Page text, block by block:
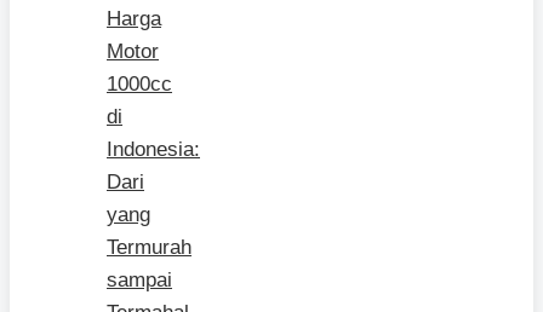
Harga
Motor
1000cc
di
Indonesia:
Dari
yang
Termurah
sampai